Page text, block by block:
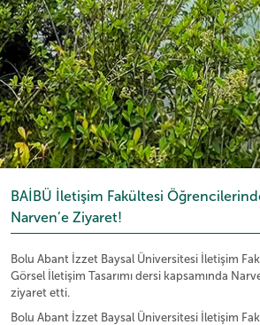
BAİBÜ İletişim Fakültesi
Narven’e Ziyaret!
Bolu Abant İzzet Baysal Üniversitesi İletişim
Görsel İletişim Tasarımı dersi kapsamında
ziyaret etti.
Bolu Abant İzzet Baysal Üniversitesi İletişim